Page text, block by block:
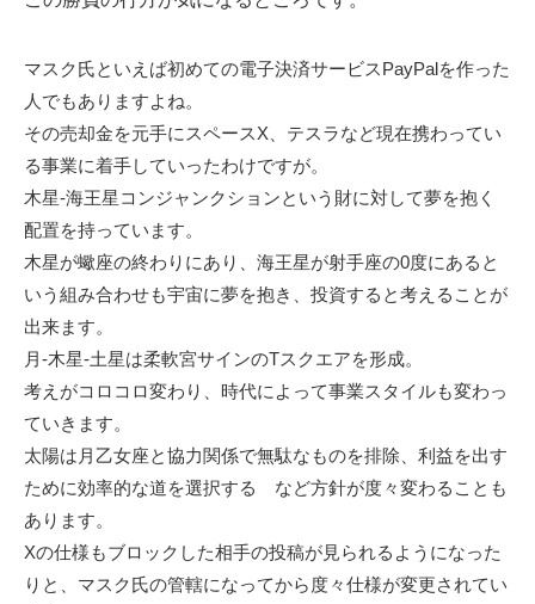
マスク氏といえば初めての電子決済サービスPayPalを作った
人でもありますよね。
その売却金を元手にスペースX、テスラなど現在携わってい
る事業に着手していったわけですが。
木星-海王星コンジャンクションという財に対して夢を抱く
配置を持っています。
木星が蠍座の終わりにあり、海王星が射手座の0度にあると
いう組み合わせも宇宙に夢を抱き、投資すると考えることが
出来ます。
月-木星-土星は柔軟宮サインのTスクエアを形成。
考えがコロコロ変わり、時代によって事業スタイルも変わっ
ていきます。
太陽は月乙女座と協力関係で無駄なものを排除、利益を出す
ために効率的な道を選択する など方針が度々変わることも
あります。
Xの仕様もブロックした相手の投稿が見られるようになった
りと、マスク氏の管轄になってから度々仕様が変更されてい